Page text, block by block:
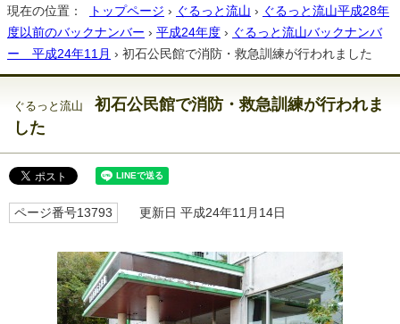
現在の位置： トップページ › ぐるっと流山 › ぐるっと流山平成28年
度以前のバックナンバー › 平成24年度 › ぐるっと流山バックナンバ
ー 平成24年11月 › 初石公民館で消防・救急訓練が行われました
ぐるっと流山 初石公民館で消防・救急訓練が行われま
した
ページ番号13793 更新日 平成24年11月14日